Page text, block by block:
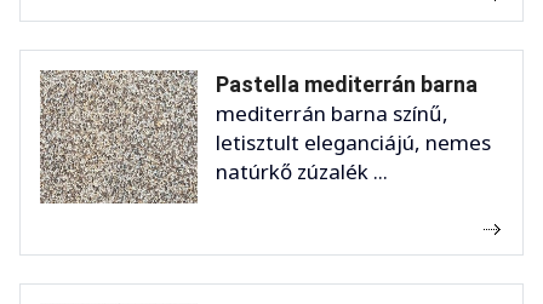
Pastella mediterrán barna
mediterrán barna színű,
letisztult eleganciájú, nemes
natúrkő zúzalék ...